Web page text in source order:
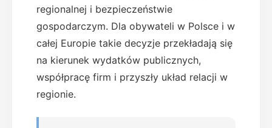
regionalnej i bezpieczeństwie
gospodarczym. Dla obywateli w Polsce i w
całej Europie takie decyzje przekładają się
na kierunek wydatków publicznych,
współpracę firm i przyszły układ relacji w
regionie.